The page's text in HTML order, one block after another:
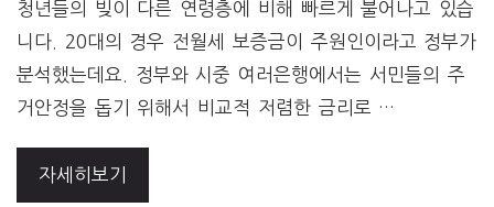
청년들의 빚이 다른 연령층에 비해 빠르게 불어나고 있습
니다. 20대의 경우 전월세 보증금이 주원인이라고 정부가
분석했는데요. 정부와 시중 여러은행에서는 서민들의 주
거안정을 돕기 위해서 비교적 저렴한 금리로 …
자세히보기